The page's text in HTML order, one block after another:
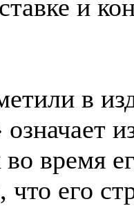
и
в
означает
во время
его